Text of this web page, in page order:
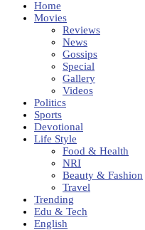
Home
Movies
Reviews
News
Gossips
Special
Gallery
Videos
Politics
Sports
Devotional
Life Style
Food & Health
NRI
Beauty & Fashion
Travel
Trending
Edu & Tech
English